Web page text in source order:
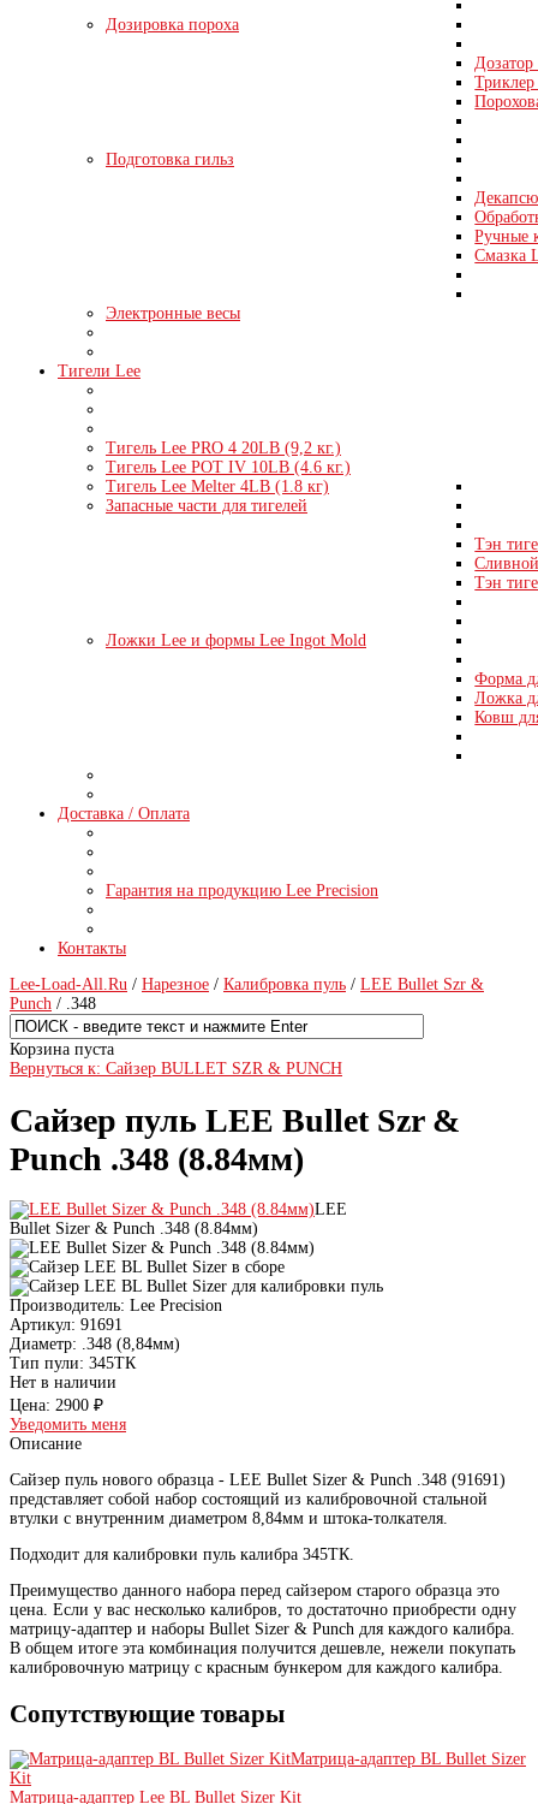
Дозировка пороха
Подготовка гильз
Ручные
Смазка
Электронные весы
Тигели Lee
Тигель Lee PRO 4 20LB (9,2 кг.)
Тигель Lee POT IV 10LB (4.6 кг.)
Тигель Lee Melter 4LB (1.8 кг)
Запасные части для тигелей
Тэн
Тэн
Ложки Lee и формы Lee Ingot Mold
Форма
Ложка
Ковш
Доставка / Оплата
Гарантия на продукцию Lee Precision
Контакты
Lee-Load-All.Ru / Нарезное / Калибровка пуль / LEE Bullet Szr &
Punch / .348
Корзина пуста
Вернуться к: Сайзер BULLET SZR & PUNCH
Сайзер пуль LEE Bullet Szr &
Punch .348 (8.84мм)
LEE
Bullet Sizer & Punch .348 (8.84мм)
Производитель: Lee Precision
Артикул: 91691
Диаметр: .348 (8,84мм)
Тип пули: 345ТК
Нет в наличии
Цена: 2900 ₽
Уведомить меня
Описание
Сайзер пуль нового образца - LEE Bullet Sizer & Punch .348 (91691)
представляет собой набор состоящий из калибровочной стальной
втулки с внутренним диаметром 8,84мм и штока-толкателя.
Подходит для калибровки пуль калибра 345ТК.
Преимущество данного набора перед сайзером старого образца это
цена. Если у вас несколько калибров, то достаточно приобрести одну
матрицу-адаптер и наборы Bullet Sizer & Punch для каждого калибра.
В общем итоге эта комбинация получится дешевле, нежели покупать
калибровочную матрицу с красным бункером для каждого калибра.
Сопутствующие товары
Матрица-адаптер BL Bullet Sizer
Kit
Матрица-адаптер Lee BL Bullet Sizer Kit